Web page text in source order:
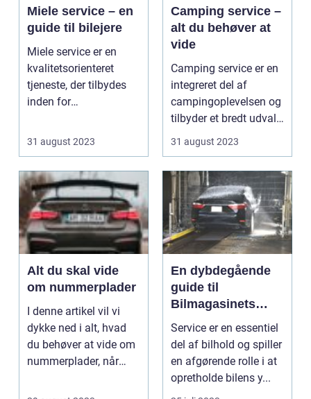
Miele service – en
guide til bilejere
Miele service er en
kvalitetsorienteret
tjeneste, der tilbydes
inden for
Med fok...
31 august 2023
Camping service –
alt du behøver at
vide
Camping service er en
integreret del af
campingoplevelsen og
tilbyder et bredt udvalg
af faciliteter...
31 august 2023
Alt du skal vide
om nummerplader
I denne artikel vil vi
dykke ned i alt, hvad
du behøver at vide om
nummerplader, når
En dybdegående
guide til
Bilmagasinets
Service-artikler
Service er en essentiel
del af bilhold og spiller
en afgørende rolle i at
opretholde bilens y...